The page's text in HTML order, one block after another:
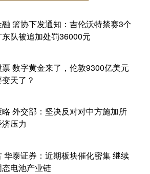
篮协下发通知：吉伦沃特禁赛3个
东队被追加处罚36000元
数字黄金来了，伦敦9300亿美元
天了？
外交部：坚决反对对中方施加所
压力
华泰证券：近期板块催化密集 继续
电池产业链